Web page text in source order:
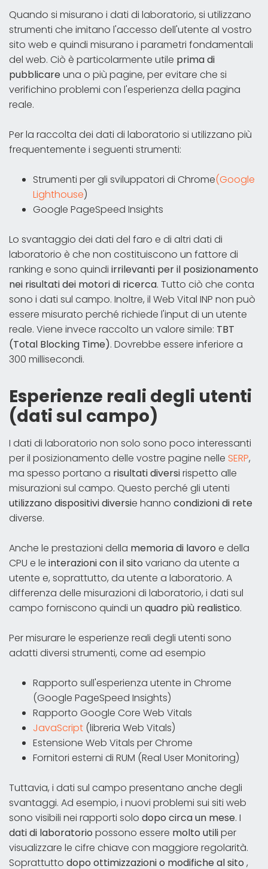
Quando si misurano i dati di laboratorio, si utilizzano
strumenti che imitano l'accesso dell'utente al vostro
sito web e quindi misurano i parametri fondamentali
del web. Ciò è particolarmente utile prima di
pubblicareuna o più pagine, per evitare che si
verifichino problemi con l'esperienza della pagina
reale.
Per la raccolta dei dati di laboratorio si utilizzano più
frequentemente i seguenti strumenti:
Strumenti per gli sviluppatori di Chrome(Google
Lighthouse)
Google PageSpeed Insights
Lo svantaggio dei dati del faro e di altri dati di
laboratorio è che non costituiscono un fattore di
ranking e sono quindi irrilevanti per il posizionamento
nei risultati dei motori di ricerca. Tutto ciò che conta
sono i dati sul campo. Inoltre, il Web Vital INP non può
essere misurato perché richiede l'input di un utente
reale. Viene invece raccolto un valore simile: TBT
(Total Blocking Time). Dovrebbe essere inferiore a
300 millisecondi.
Esperienze reali degli utenti
(dati sul campo)
I dati di laboratorio non solo sono poco interessanti
per il posizionamento delle vostre pagine nelle SERP,
ma spesso portano a risultati diversirispetto alle
misurazioni sul campo. Questo perché gli utenti
utilizzano dispositivi diversie hanno condizioni di rete
diverse.
Anche le prestazioni della memoria di lavoro e della
CPU e le interazioni con il sito variano da utente a
utente e, soprattutto, da utente a laboratorio. A
differenza delle misurazioni di laboratorio, i dati sul
campo forniscono quindi un quadro più realistico.
Per misurare le esperienze reali degli utenti sono
adatti diversi strumenti, come ad esempio
Rapporto sull'esperienza utente in Chrome
(Google PageSpeed Insights)
Rapporto Google Core Web Vitals
JavaScript (libreria Web Vitals)
Estensione Web Vitals per Chrome
Fornitori esterni di RUM (Real User Monitoring)
Tuttavia, i dati sul campo presentano anche degli
svantaggi. Ad esempio, i nuovi problemi sui siti web
sono visibili nei rapporti solo dopo circa un mese. I
dati di laboratorio possono essere molto utiliper
visualizzare le cifre chiave con maggiore regolarità.
Soprattutto dopo ottimizzazioni o modifiche al sito ,